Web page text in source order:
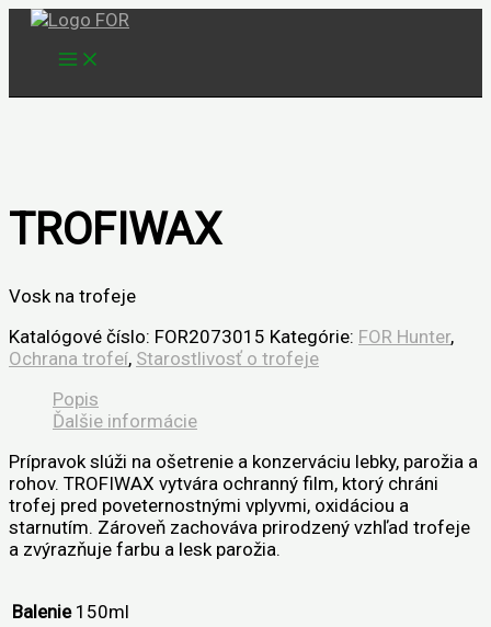
Preskočiť
TROFIWAX
Vosk na trofeje
Katalógové číslo: FOR2073015 Kategórie: FOR Hunter,
Ochrana trofeí, Starostlivosť o trofeje
Popis
Ďalšie informácie
Prípravok slúži na ošetrenie a konzerváciu lebky, parožia a
rohov. TROFIWAX vytvára ochranný film, ktorý chráni
trofej pred poveternostnými vplyvmi, oxidáciou a
starnutím. Zároveň zachováva prirodzený vzhľad trofeje
a zvýrazňuje farbu a lesk parožia.
Balenie 150ml